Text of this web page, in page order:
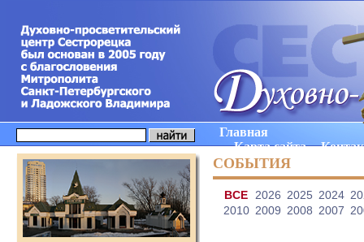
Главная
Карта сайта
СОБЫТИЯ
ВCE 2026 2025 2024
2010 2009 2008 2007